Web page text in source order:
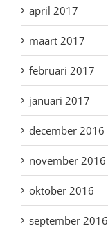
april 2017
maart 2017
februari 2017
januari 2017
december 2016
november 2016
oktober 2016
september 2016